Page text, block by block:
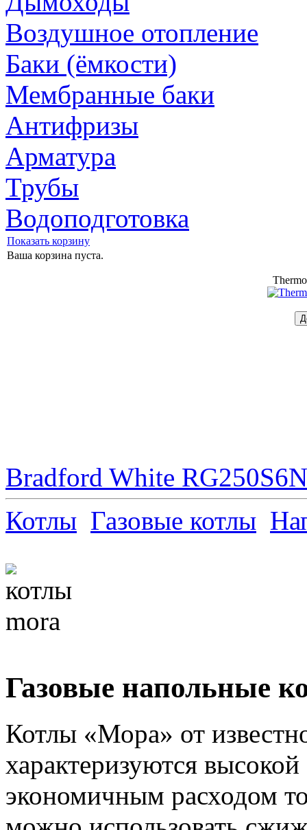
Воздушное отопление
Баки (ёмкости)
Мембранные баки
Антифризы
Арматура
Трубы
Водоподготовка
Показать корзину
Ваша корзина пуста.
Bradford White
Котлы Газовые котлы
Газовые напольные
Котлы «Мора» от
характеризуются
экономичным расходом